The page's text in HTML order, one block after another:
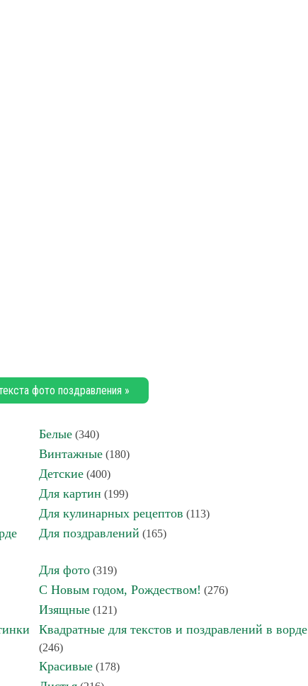
фото поздравления »
Белые (340)
Винтажные (180)
Детские (400)
Для картин (199)
Для кулинарных рецептов (113)
Для поздравлений (165)
Для фото (319)
С Новым годом, Рождеством! (276)
Изящные (121)
Квадратные для текстов и поздравлений в ворде
(246)
Красивые (178)